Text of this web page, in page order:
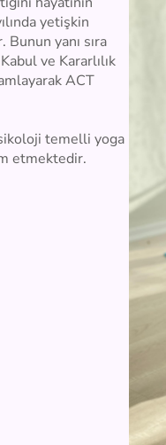
yetişkin
yanı sıra
ve Kararlılık
ACT
temelli yoga
etmektedir.